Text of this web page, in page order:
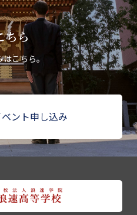
ちら
こちら。
ント申し込み